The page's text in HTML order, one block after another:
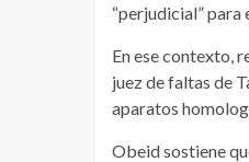
“perjudicial” para
En ese contexto,
juez de faltas de
aparatos
Obeid sostiene